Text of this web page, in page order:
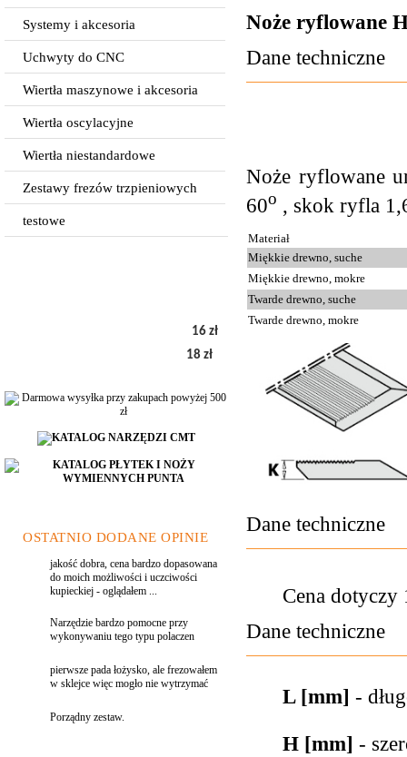
Systemy i akcesoria
Uchwyty do CNC
Wiertła maszynowe i akcesoria
Wiertła oscylacyjne
Wiertła niestandardowe
Zestawy frezów trzpieniowych
testowe
16 zł
18 zł
OSTATNIO DODANE OPINIE
jakość dobra, cena bardzo dopasowana
do moich możliwości i uczciwości
kupieckiej - oglądałem ...
Narzędzie bardzo pomocne przy
wykonywaniu tego typu polaczen
pierwsze pada łożysko, ale frezowałem
w sklejce więc mogło nie wytrzymać
Porządny zestaw.
Noże ryflowane
Dane techniczne
Noże ryflowane
60o , skok ryfla
Materiał
Miękkie drewno, suche
Miękkie drewno, mokre
Twarde drewno, suche
Twarde drewno, mokre
Dane techniczne
Cena dotyczy
Dane techniczne
L [mm] -
H [mm] -